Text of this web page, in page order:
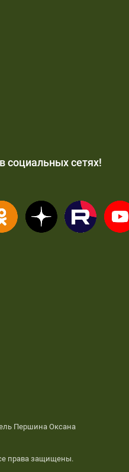
социальных сетях!
Першина Оксана
права защищены.